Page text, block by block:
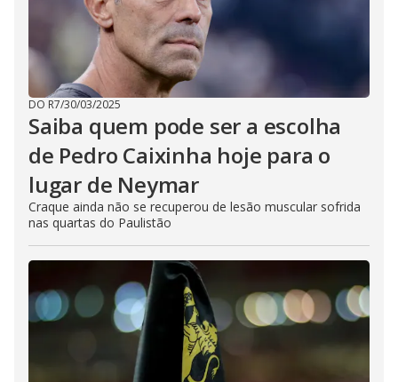
DO R7/30/03/2025
Saiba quem pode ser a escolha
de Pedro Caixinha hoje para o
lugar de Neymar
Craque ainda não se recuperou de lesão muscular sofrida
nas quartas do Paulistão